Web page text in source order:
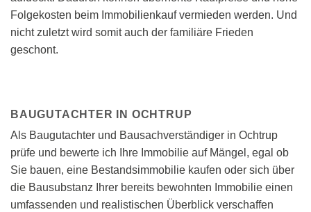
Folgekosten beim Immobilienkauf vermieden werden. Und
nicht zuletzt wird somit auch der familiäre Frieden
geschont.
BAUGUTACHTER IN OCHTRUP
Als Baugutachter und Bausachverständiger in Ochtrup
prüfe und bewerte ich Ihre Immobilie auf Mängel, egal ob
Sie bauen, eine Bestandsimmobilie kaufen oder sich über
die Bausubstanz Ihrer bereits bewohnten Immobilie einen
umfassenden und realistischen Überblick verschaffen